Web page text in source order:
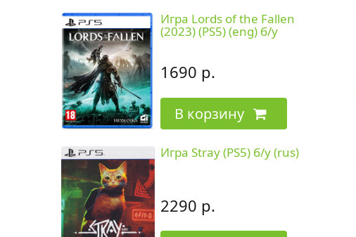
Игра Lords of the Fallen
(2023) (PS5) (eng) б/у
1690 р.
В корзину
Игра Stray (PS5) б/у (rus)
2290 р.